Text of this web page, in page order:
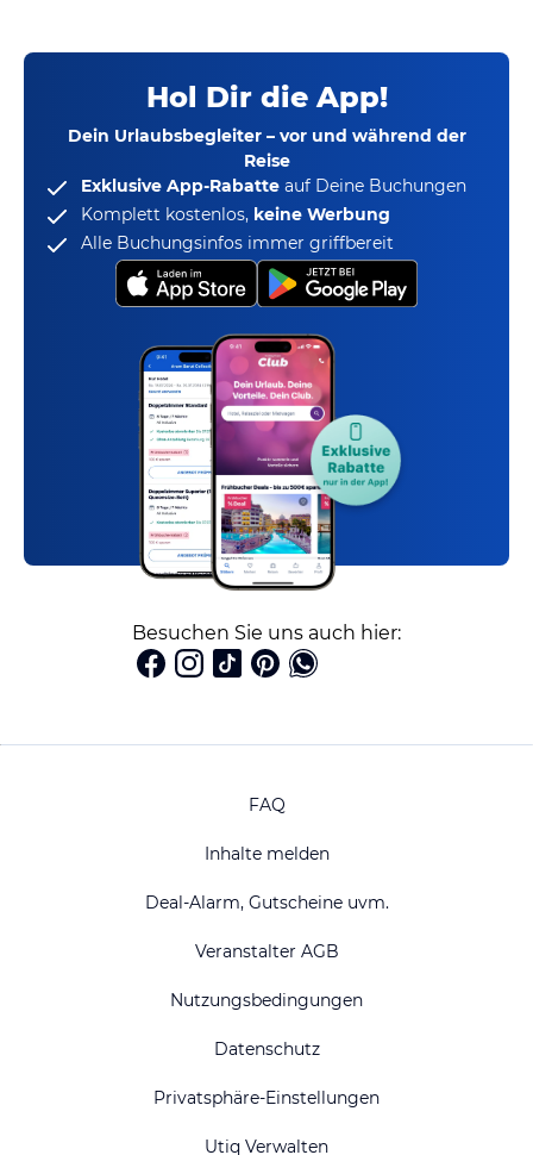
Hol Dir die App!
Dein Urlaubsbegleiter – vor und während der
Reise
Exklusive App-Rabatte auf Deine Buchungen
Komplett kostenlos, keine Werbung
Alle Buchungsinfos immer griffbereit
Besuchen Sie uns auch hier:
FAQ
Inhalte melden
Deal-Alarm, Gutscheine uvm.
Veranstalter AGB
Nutzungsbedingungen
Datenschutz
Privatsphäre-Einstellungen
Utiq Verwalten